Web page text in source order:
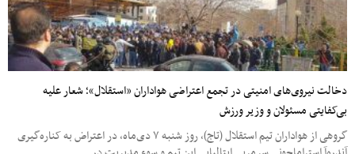
دخالت نیروی‌‌های امنیتی در تجمع اعتراضی هواداران «استقلال»؛ شعار علیه
بی‌کفایتی مسئولان و وزیر ورزش
گروهی از هواداران تیم استقلال (تاج)، روز شنبه ۷ دی‌ماه، در اعتراض به کناره‌گیری